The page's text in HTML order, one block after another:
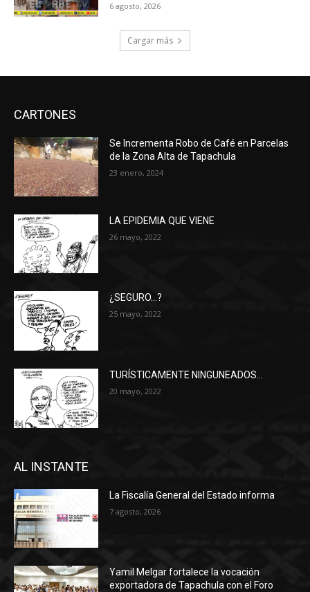
6 agosto, 2026
Cargar más
CARTONES
Se Incrementa Robo de Café en Parcelas
de la Zona Alta de Tapachula
23 enero, 2024
LA EPIDEMIA QUE VIENE
26 mayo, 2022
¿SEGURO…?
25 mayo, 2022
TURÍSTICAMENTE NINGUNEADOS…
20 mayo, 2022
AL INSTANTE
La Fiscalía General del Estado informa
7 agosto, 2026
Yamil Melgar fortalece la vocación
exportadora de Tapachula con el Foro